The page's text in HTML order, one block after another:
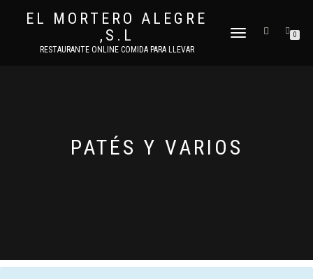
EL MORTERO ALEGRE
,S.L
RESTAURANTE ONLINE COMIDA PARA LLEVAR
CAMBIAR
0
PATÉS Y VARIOS